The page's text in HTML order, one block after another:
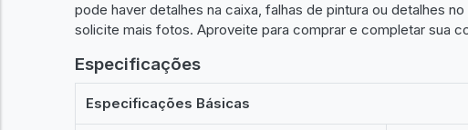
pode haver detalhes na caixa, falhas de pintura ou detalhes
solicite mais fotos. Aproveite para comprar e completar sua
Especificações
Especificações Básicas